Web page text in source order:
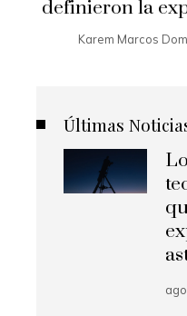
definieron la
Karem Marcos
Últimas